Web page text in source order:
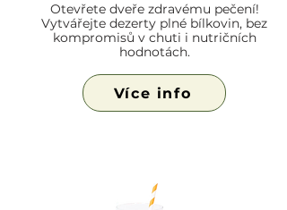
Otevřete dveře zdravému pečení!
Vytvářejte dezerty plné bílkovin, bez
kompromisů v chuti i nutričních
hodnotách.
Více info